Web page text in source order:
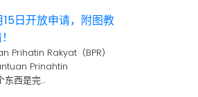
15日开放申请，附图教
Prihatin Rakyat（BPR）
Prinahtin
东西是完…